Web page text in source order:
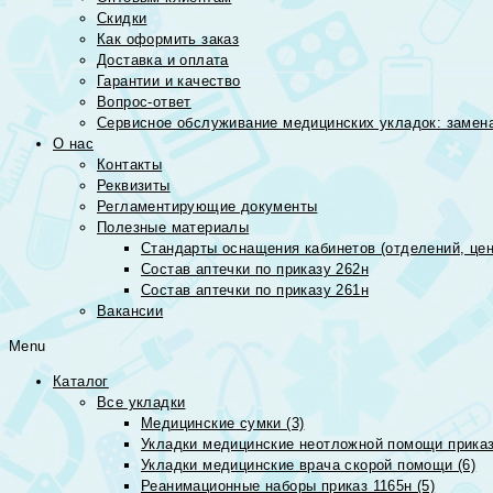
Скидки
Как оформить заказ
Доставка и оплата
Гарантии и качество
Вопрос-ответ
Сервисное обслуживание медицинских укладок:
О нас
Контакты
Реквизиты
Регламентирующие документы
Полезные материалы
Стандарты оснащения кабинетов (отделений,
Состав аптечки по приказу 262н
Состав аптечки по приказу 261н
Вакансии
Menu
Каталог
Все укладки
Медицинские сумки (3)
Укладки медицинские неотложной помощи
Укладки медицинские врача скорой помощи (6)
Реанимационные наборы приказ 1165н (5)